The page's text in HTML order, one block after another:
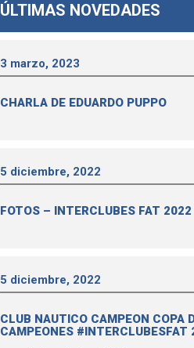
ÚLTIMAS NOVEDADES
3 marzo, 2023
CHARLA DE EDUARDO PUPPO
5 diciembre, 2022
FOTOS – INTERCLUBES FAT 2022
5 diciembre, 2022
CLUB NAUTICO CAMPEON COPA
CAMPEONES #INTERCLUBESFAT